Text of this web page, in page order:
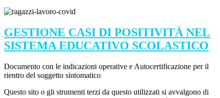
GESTIONE CASI DI POSITIVITÀ NEL
SISTEMA EDUCATIVO SCOLASTICO
Documento con le indicazioni operative e Autocertificazione per il
rientro del soggetto sintomatico
Questo sito o gli strumenti terzi da questo utilizzati si avvalgono di